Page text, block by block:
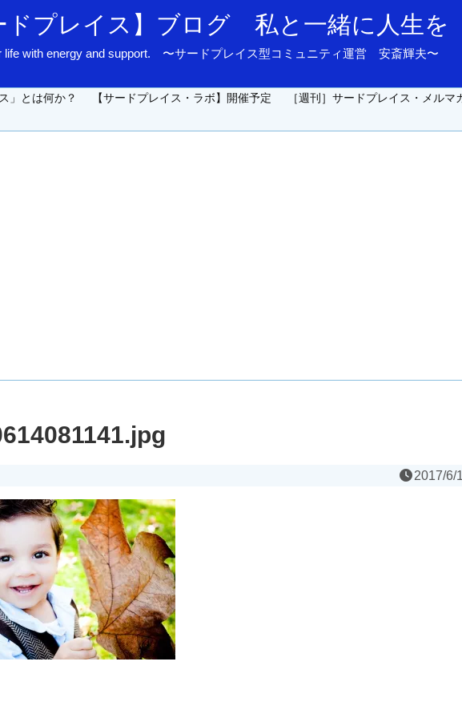
ドプレイス】ブログ 私と一緒に人生を
life with energy and support. 〜サードプレイス型コミュニティ運営 安斎輝夫〜
」とは何か？ 【サードプレイス・ラボ】開催予定 ［週刊］サードプレイス・メルマ
2017/6/